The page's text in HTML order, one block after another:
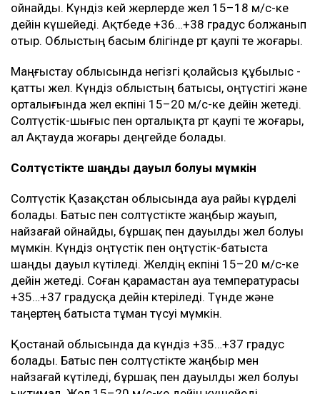
ойнайды. Күндіз кей жерлерде жел 15–18 м/с-ке
дейін күшейеді. Ақтөбеде +36…+38 градус болжанып
отыр. Облыстың басым бөлігінде өрт қаупі өте жоғары.
Маңғыстау облысында негізгі қолайсыз құбылыс -
қатты жел. Күндіз облыстың батысы, оңтүстігі және
орталығында жел екпіні 15–20 м/с-ке дейін жетеді.
Солтүстік-шығыс пен орталықта өрт қаупі өте жоғары,
ал Ақтауда жоғары деңгейде болады.
Солтүстікте шаңды дауыл болуы мүмкін
Солтүстік Қазақстан облысында ауа райы күрделі
болады. Батыс пен солтүстікте жаңбыр жауып,
найзағай ойнайды, бұршақ пен дауылды жел болуы
мүмкін. Күндіз оңтүстік пен оңтүстік-батыста
шаңды дауыл күтіледі. Желдің екпіні 15–20 м/с-ке
дейін жетеді. Соған қарамастан ауа температурасы
+35…+37 градусқа дейін көтеріледі. Түнде және
таңертең батыста тұман түсуі мүмкін.
Қостанай облысында да күндіз +35…+37 градус
болады. Батыс пен солтүстікте жаңбыр мен
найзағай күтіледі, бұршақ пен дауылды жел болуы